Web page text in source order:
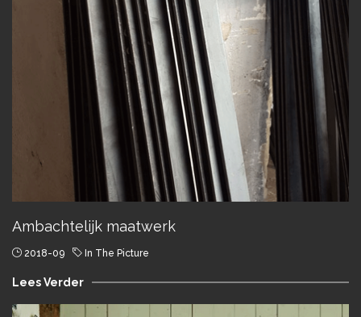
Ambachtelijk maatwerk
2018-09 In The Picture
Lees Verder